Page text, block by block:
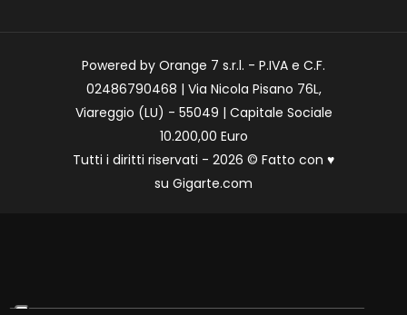
Powered by Orange 7 s.r.l. - P.IVA e C.F.
02486790468 | Via Nicola Pisano 76L,
Viareggio (LU) - 55049 | Capitale Sociale
10.200,00 Euro
Tutti i diritti riservati - 2026 © Fatto con ♥
su Gigarte.com